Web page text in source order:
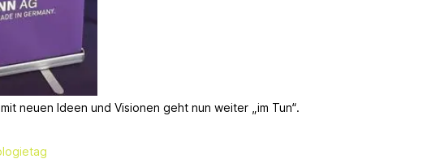
neuen Ideen und Visionen geht nun weiter „im Tun“.